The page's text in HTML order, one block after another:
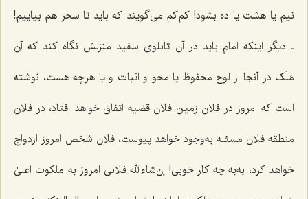
نیم یا هشت یا ده بشود! کم‌کم می‌گویند که باید تا سحر هم بیاییم!
ـ دیگر اینکه امام باید در آن تابلوی سفید منزلش نگاه کند که آن
مَلَک در آنجا از لوح محفوظ یا محو و اثبات و یا هرچه هست، نوشته
است که امروز در فلان زمین فلان قضیه اتفاق خواهد افتاد، در فلان
منطقه فلان مسئله به‌وجود خواهد پیوست، فلان شخص امروز ازدواج
خواهد کرد، به‌به چه کار خوبی! إن‌شاءالله فلانی امروز به ملکوت اعلیٰ